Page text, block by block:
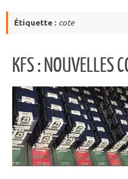
Étiquette : cote
KFS : NOUVELLES